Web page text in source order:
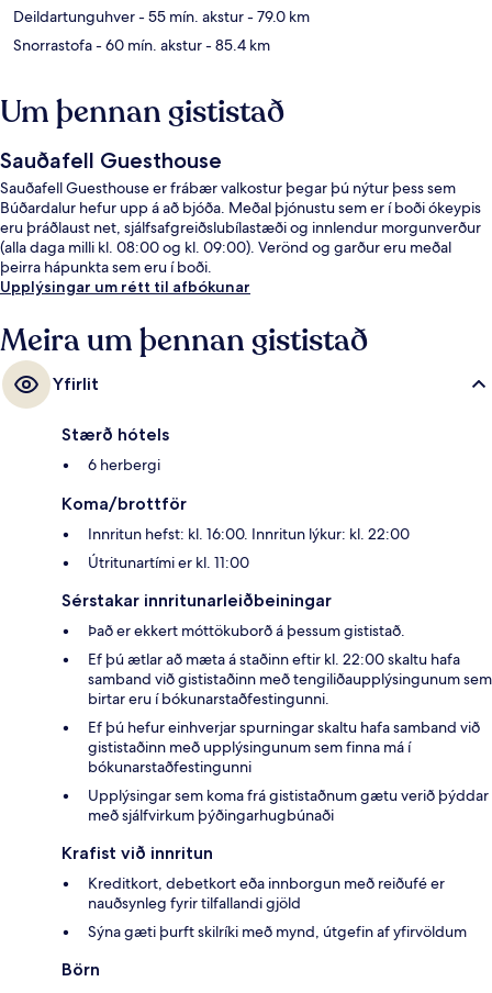
Deildartunguhver- 55 mín. akstur- 79.0 km
Snorrastofa- 60 mín. akstur- 85.4 km
Um þennan gististað
Sauðafell Guesthouse
Sauðafell Guesthouse er frábær valkostur þegar þú nýtur þess sem
Búðardalur hefur upp á að bjóða. Meðal þjónustu sem er í boði ókeypis
eru þráðlaust net, sjálfsafgreiðslubílastæði og innlendur morgunverður
(alla daga milli kl. 08:00 og kl. 09:00). Verönd og garður eru meðal
þeirra hápunkta sem eru í boði.
Upplýsingar um rétt til afbókunar
Meira um þennan gististað
Yfirlit
Stærð hótels
6 herbergi
Koma/brottför
Innritun hefst: kl. 16:00. Innritun lýkur: kl. 22:00
Útritunartími er kl. 11:00
Sérstakar innritunarleiðbeiningar
Það er ekkert móttökuborð á þessum gististað.
Ef þú ætlar að mæta á staðinn eftir kl. 22:00 skaltu hafa
samband við gististaðinn með tengiliðaupplýsingunum sem
birtar eru í bókunarstaðfestingunni.
Ef þú hefur einhverjar spurningar skaltu hafa samband við
gististaðinn með upplýsingunum sem finna má í
bókunarstaðfestingunni
Upplýsingar sem koma frá gististaðnum gætu verið þýddar
með sjálfvirkum þýðingarhugbúnaði
Krafist við innritun
Kreditkort, debetkort eða innborgun með reiðufé er
nauðsynleg fyrir tilfallandi gjöld
Sýna gæti þurft skilríki með mynd, útgefin af yfirvöldum
Börn